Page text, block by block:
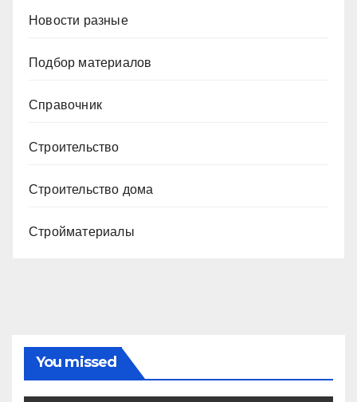
Новости разные
Подбор материалов
Справочник
Строительство
Строительство дома
Стройматериалы
You missed